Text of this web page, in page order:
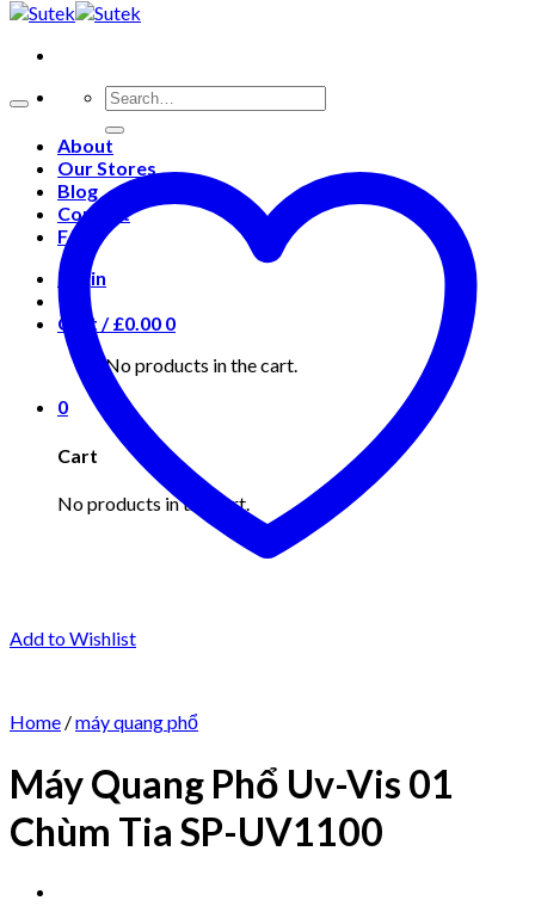
About
Our Stores
Blog
Contact
FAQ
Login
Cart /£0.00 0
No products in the cart.
0
Cart
No products in the cart.
Add to Wishlist
Home /máy quang phổ
Máy Quang Phổ Uv-Vis 01
Chùm Tia SP-UV1100